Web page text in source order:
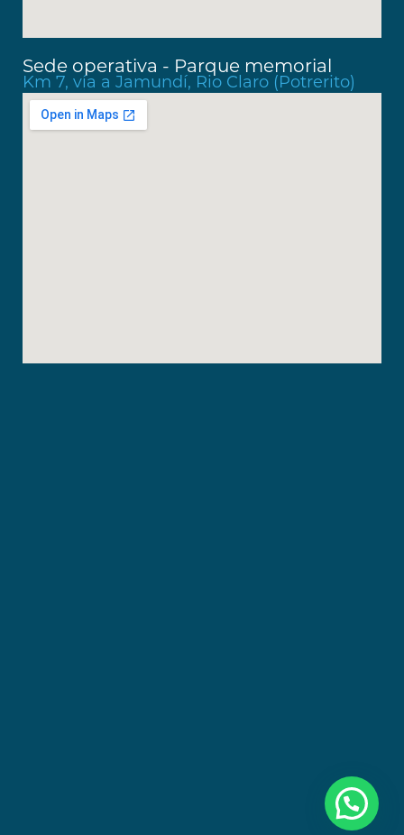
Sede operativa - Parque memorial
Km 7, vía a Jamundí, Rio Claro (Potrerito)